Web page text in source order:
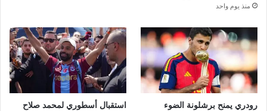
منذ يوم واحد
رودري يمنح برشلونة الضوء
استقبال أسطوري لمحمد صلاح